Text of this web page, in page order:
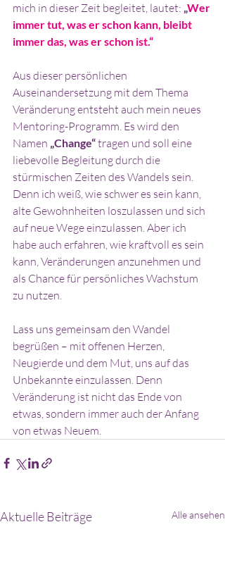
mich in dieser Zeit begleitet, lautet: „Wer
immer tut, was er schon kann, bleibt
immer das, was er schon ist.“
Aus dieser persönlichen
Auseinandersetzung mit dem Thema
Veränderung entsteht auch mein neues
Mentoring-Programm. Es wird den
Namen „Change“ tragen und soll eine
liebevolle Begleitung durch die
stürmischen Zeiten des Wandels sein.
Denn ich weiß, wie schwer es sein kann,
alte Gewohnheiten loszulassen und sich
auf neue Wege einzulassen. Aber ich
habe auch erfahren, wie kraftvoll es sein
kann, Veränderungen anzunehmen und
als Chance für persönliches Wachstum
zu nutzen.
Lass uns gemeinsam den Wandel
begrüßen – mit offenen Herzen,
Neugierde und dem Mut, uns auf das
Unbekannte einzulassen. Denn
Veränderung ist nicht das Ende von
etwas, sondern immer auch der Anfang
von etwas Neuem.
Aktuelle Beiträge Alle ansehen